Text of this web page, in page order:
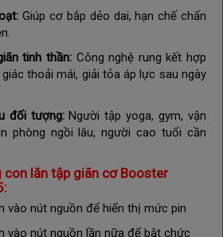
Giúp cơ bắp dẻo dai, hạn chế chấn
tinh thần: Công nghệ rung kết hợp
thoải mái, giải tỏa áp lực sau ngày
đối tượng:Người tập yoga, gym, vận
phòng ngồi lâu, người cao tuổi cần
lăn tập giãn cơ Booster
vào nút nguồn để hiển thị mức pin
vào nút nguồn lần nữa để bật chức